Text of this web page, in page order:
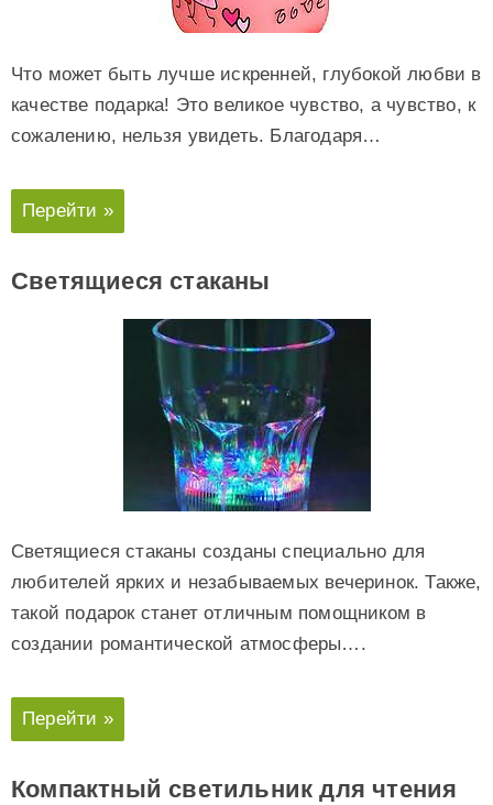
Что может быть лучше искренней, глубокой любви в
качестве подарка! Это великое чувство, а чувство, к
сожалению, нельзя увидеть. Благодаря…
Перейти »
Светящиеся стаканы
Светящиеся стаканы созданы специально для
любителей ярких и незабываемых вечеринок. Также,
такой подарок станет отличным помощником в
создании романтической атмосферы….
Перейти »
Компактный светильник для чтения